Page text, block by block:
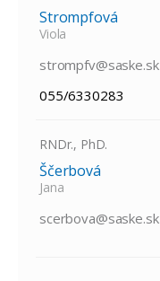
Strompfová
Viola
strompfv@saske.sk
055/6330283
RNDr., PhD.
Ščerbová
Jana
scerbova@saske.sk